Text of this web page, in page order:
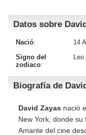
Iniciar sesión
Datos sobre
Nació: 14
Signo del
zodiaco:
Leo
Biografía de
David Zayas nació
New York, donde su
Amante del cine